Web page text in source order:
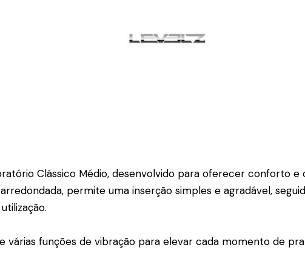
Clássico Médio, desenvolvido para oferecer conforto e
permite uma inserção simples e agradável,
funções de vibração para elevar cada momento de